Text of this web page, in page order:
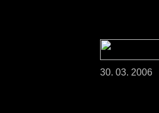
30. 03. 2006